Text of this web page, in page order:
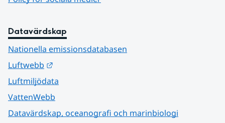
Datavärdskap
Nationella emissionsdatabasen
Luftwebb
Luftmiljödata
VattenWebb
Datavärdskap, oceanografi och marinbiologi